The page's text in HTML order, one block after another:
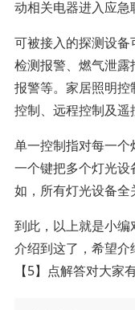
动相关电器进入应急
可被接入的探测设
检测报警、燃气泄
报警等。家居照明
控制、远程控制及遥
单一控制指对每一
一个键把多个灯光
如，所有灯光设备全
到此，以上就是小编
介绍到这了，希望介
【5】点解答对大家有